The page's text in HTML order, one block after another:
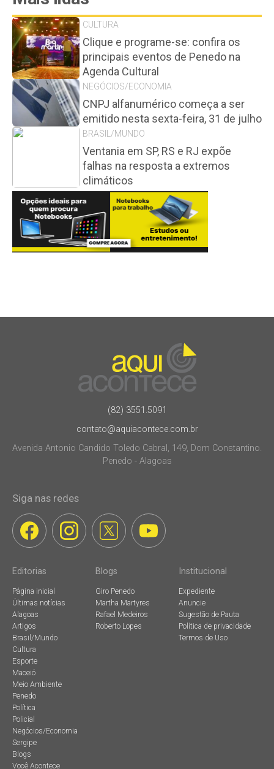
CULTURA
Clique e programe-se: confira os
principais eventos de Penedo na
Agenda Cultural
NEGÓCIOS/ECONOMIA
CNPJ alfanumérico começa a ser
emitido nesta sexta-feira, 31 de julho
BRASIL/MUNDO
Ventania em SP, RS e RJ expõe
falhas na resposta a extremos
climáticos
(82) 3551.5091
contato@aquiacontece.com.br
Avenida Antonio Candido Toledo Cabral, 149, Dom Constantino.
Penedo - Alagoas
Siga nas redes
Editorias
Página inicial
Últimas notícias
Alagoas
Artigos
Brasil/Mundo
Cultura
Esporte
Maceió
Meio Ambiente
Penedo
Política
Policial
Negócios/Economia
Sergipe
Blogs
Você Acontece
Blogs
Giro Penedo
Martha Martyres
Rafael Medeiros
Roberto Lopes
Institucional
Expediente
Anuncie
Sugestão de Pauta
Política de privacidade
Termos de Uso